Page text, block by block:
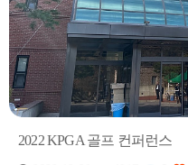
2022 KPGA 골프 컨퍼런스